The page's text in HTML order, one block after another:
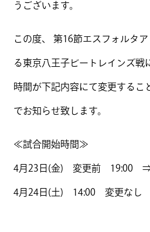
うございます。
この度、 第16節エスフォルタ
る東京八王子ビートレインズ戦
時間が下記内容にて変更するこ
でお知らせ致します。
≪試合開始時間≫
4月23日(金) 変更前 19:00
4月24日(土) 14:00 変更なし